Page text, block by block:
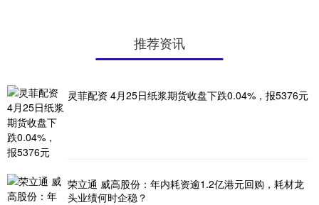
推荐资讯
灵菲配资 4月25日纸浆期货收盘下跌0.04%，报5376元
荣立通 威高股份：年内耗资逾1.2亿港元回购，耗材龙
头业绩何时企稳？